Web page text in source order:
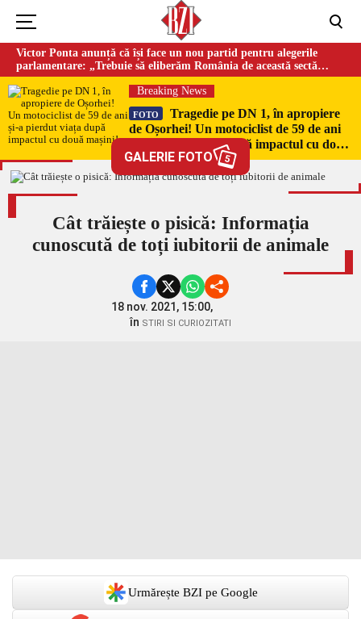
Victor Ponta anunță că își face un nou partid pentru alegerile
parlamentare: „Trebuie să eliberăm România de această sectă
globalistă”
Breaking News
FOTO
Tragedie pe DN 1, în apropiere
de Oșorhei! Un motociclist de 59 de ani
și-a pierdut viața după impactul cu două
mașini!
GALERIE FOTO 5
Cât trăiește o pisică: Informația
cunoscută de toți iubitorii de animale
18 nov. 2021, 15:00,
în STIRI SI CURIOZITATI
Urmărește BZI pe Google